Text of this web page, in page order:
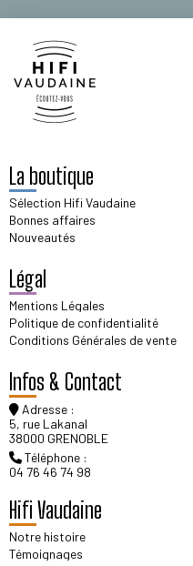
La boutique
Sélection Hifi Vaudaine
Bonnes affaires
Nouveautés
Légal
Mentions Légales
Politique de confidentialité
Conditions Générales de vente
Infos & Contact
Adresse :
5, rue Lakanal
38000 GRENOBLE
Téléphone :
04 76 46 74 98
Hifi Vaudaine
Notre histoire
Témoignages